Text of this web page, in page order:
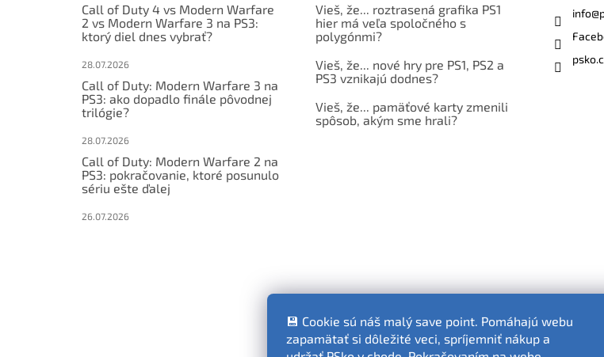
💾 Cookie sú náš malý save point. Pomáhajú webu
zapamätať si dôležité veci, spríjemniť nákup a
Call of Duty 4 vs Modern Warfare
2 vs Modern Warfare 3 na PS3:
ktorý diel dnes vybrať?
28.07.2026
Call of Duty: Modern Warfare 3 na
PS3: ako dopadlo finále pôvodnej
trilógie?
28.07.2026
Call of Duty: Modern Warfare 2 na
PS3: pokračovanie, ktoré posunulo
sériu ešte ďalej
26.07.2026
Vieš, že... roztrasená grafika PS1
hier má veľa spoločného s
polygónmi?
Vieš, že... nové hry pre PS1, PS2 a
PS3 vznikajú dodnes?
Vieš, že... pamäťové karty zmenili
spôsob, akým sme hrali?
info@
Fotografie produktov sú